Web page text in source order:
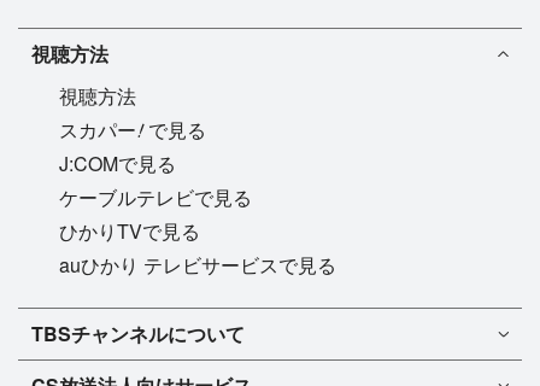
視聴方法
視聴方法
スカパー!で見る
J:COMで見る
ケーブルテレビで見る
ひかりTVで見る
auひかり テレビサービスで見る
TBSチャンネル1
TBSチャンネル2
TBSチャンネルについて
TBSチャンネルについて